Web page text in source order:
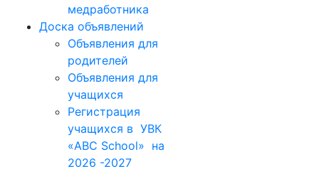
медработника
Доска объявлений
Объявления для
родителей
Объявления для
учащихся
Регистрация
учащихся в УВК
«ABC School» на
2026 -2027